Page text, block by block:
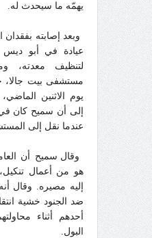
يهمّه ما سيحدث له.
وبعد إصابته
عيادة في أبو
لتنظيف معدته،
مستشفى بيت جالا،
يوم الاثنين
إلى أن سميح كان
عندما نقل إلى
وقال سميح أن
هو من أعمال
إليه مصيره. وقال
ضد الجنود خشية
أحدهم أثناء
البول.